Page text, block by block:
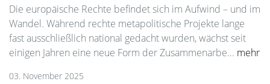
Die europäische Rechte befindet sich im Aufwind – und im
Wandel. Während rechte metapolitische Projekte lange
fast ausschließlich national gedacht wurden, wächst seit
einigen Jahren eine neue Form der Zusammenarbe... mehr
03. November 2025